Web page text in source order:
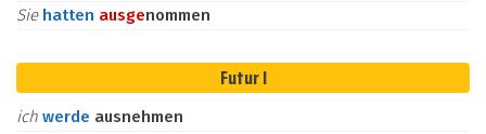
Sie hatten ausgenommen
Futur I
ich werde ausnehmen